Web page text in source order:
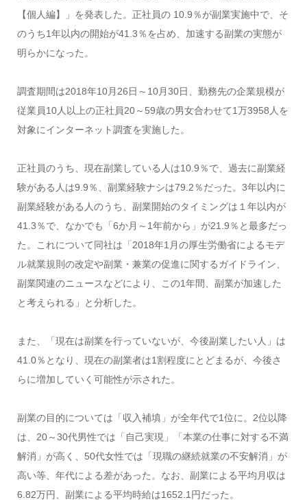
【個人編】」を発表した。正社員の 10.9％が副業実施中で、そ
のうち1年以内の開始が41.3％を占め、加速する副業の実態が
明らかになった。
調査期間は2018年10月26日～10月30日、勤務先の企業規模が
従業員10人以上の正社員20～59歳の男女合わせて1万3958人を
対象にインターネット調査を実施した。
正社員のうち、現在副業している人は10.9％で、過去に副業経
験がある人は9.9％、副業経験ナシは79.2％だった。3年以内に
副業経験がある人のうち、副業開始のタイミングは１年以内が
41.3％で、なかでも「6か月～1年前から」が21.9％と最多だっ
た。これについて同社は「2018年1月の厚生労働省によるモデ
ル就業規則の改定や副業・兼業の促進に関するガイドライン、
副業関連のニュースなどにより、この1年間、副業が加速した
と考えられる」と分析した。
また、「現在は副業を行っていないが、今後副業したい人」は
41.0％となり、現在の副業者は1割程度にとどまるが、今後さ
らに増加していく可能性が示された。
副業の目的については「収入補填」が全年代で1位に。2位以降
は、20～30代男性では「自己実現」「本業の仕事に対する不満
解消」が高く、50代女性では「現職の継続就業の不安解消」が
高い等、年代による差があった。なお、副業による平均月収は
6.82万円、副業による平均時給は1652.1円だった。